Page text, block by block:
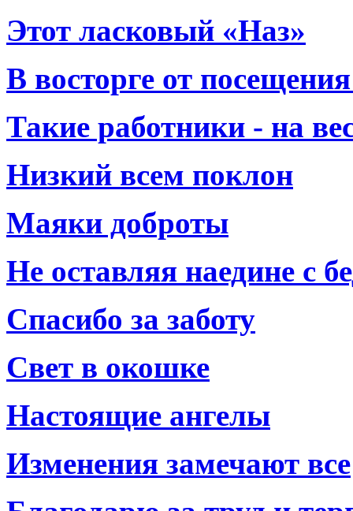
Этот ласковый «Наз»
В восторге от
Такие работники - на
Низкий всем поклон
Маяки доброты
Не оставляя наедине с
Спасибо за заботу
Свет в окошке
Настоящие ангелы
Изменения замечают все